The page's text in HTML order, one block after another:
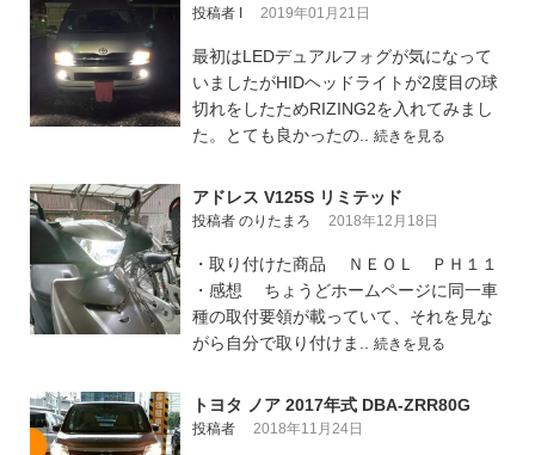
投稿者 I 2019年01月21日
最初はLEDデュアルフォグが気になって
いましたがHIDヘッドライトが2度目の球
切れをしたためRIZING2を入れてみまし
た。とても良かったの.. 続きを見る
アドレス V125S リミテッド
投稿者 のりたまろ 2018年12月18日
・取り付けた商品 ＮＥＯＬ ＰＨ１１
・感想 ちょうどホームページに同一車
種の取付要領が載っていて、それを見な
がら自分で取り付けま.. 続きを見る
トヨタ ノア 2017年式 DBA-ZRR80G
投稿者 2018年11月24日